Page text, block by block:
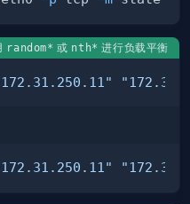
random* 或 nth* 进行负载平衡